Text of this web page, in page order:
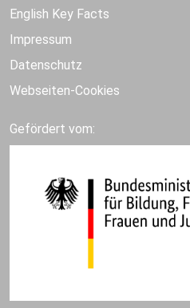
English Key Facts
Impressum
Datenschutz
Webseiten-Cookies
Gefördert vom: